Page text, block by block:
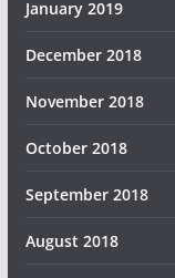
January 2019
December 2018
November 2018
October 2018
September 2018
August 2018